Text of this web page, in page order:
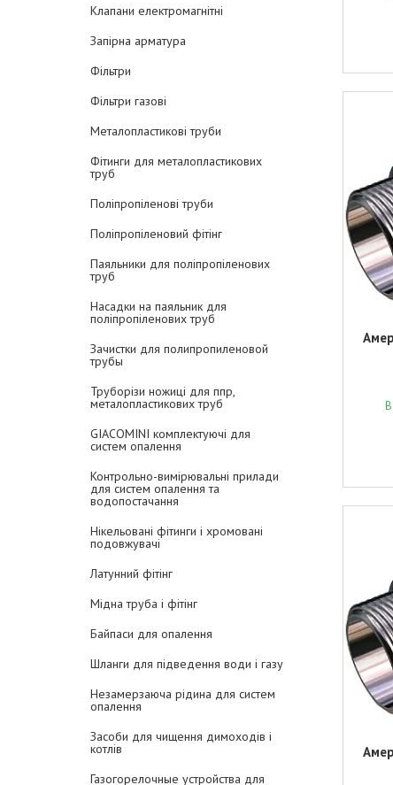
Клапани електромагнітні
Запірна арматура
Фільтри
Фільтри газові
Металопластикові труби
Фітинги для металопластикових
труб
Поліпропіленові труби
Поліпропіленовий фітінг
Паяльники для поліпропіленових
труб
Насадки на паяльник для
поліпропіленових труб
Зачистки для полипропиленовой
трубы
Труборізи ножиці для ппр,
металопластикових труб
GIACOMINI комплектуючі для
систем опалення
Контрольно-вимірювальні прилади
для систем опалення та
водопостачання
Нікельовані фітинги і хромовані
подовжувачі
Латунний фітінг
Мідна труба і фітінг
Байпаси для опалення
Шланги для підведення води і газу
Незамерзаюча рідина для систем
опалення
Засоби для чищення димоходів і
котлів
Газогорелочные устройства для
В